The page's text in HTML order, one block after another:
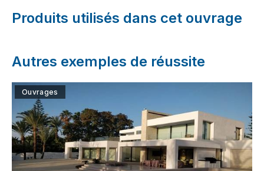
Produits utilisés dans cet ouvrage
Autres exemples de réussite
Ouvrages